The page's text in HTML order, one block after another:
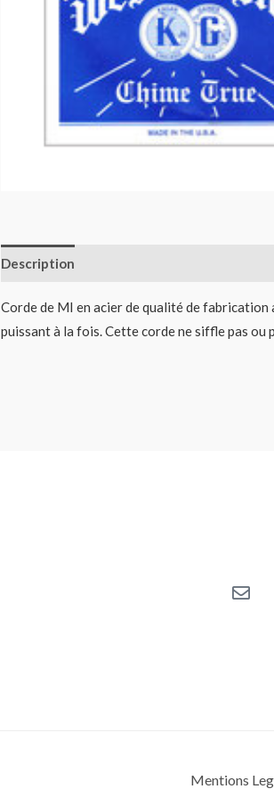
Description
Corde de MI en acier de qualité de
puissant à la fois. Cette corde ne siffle pas
Mentions